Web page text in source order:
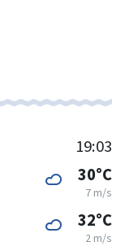
19:03
30°C
7 m/s
32°C
2 m/s